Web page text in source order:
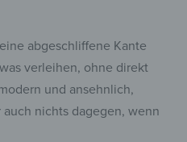
abgeschliffene Kante
verleihen, ohne direkt
und ansehnlich,
nichts dagegen, wenn